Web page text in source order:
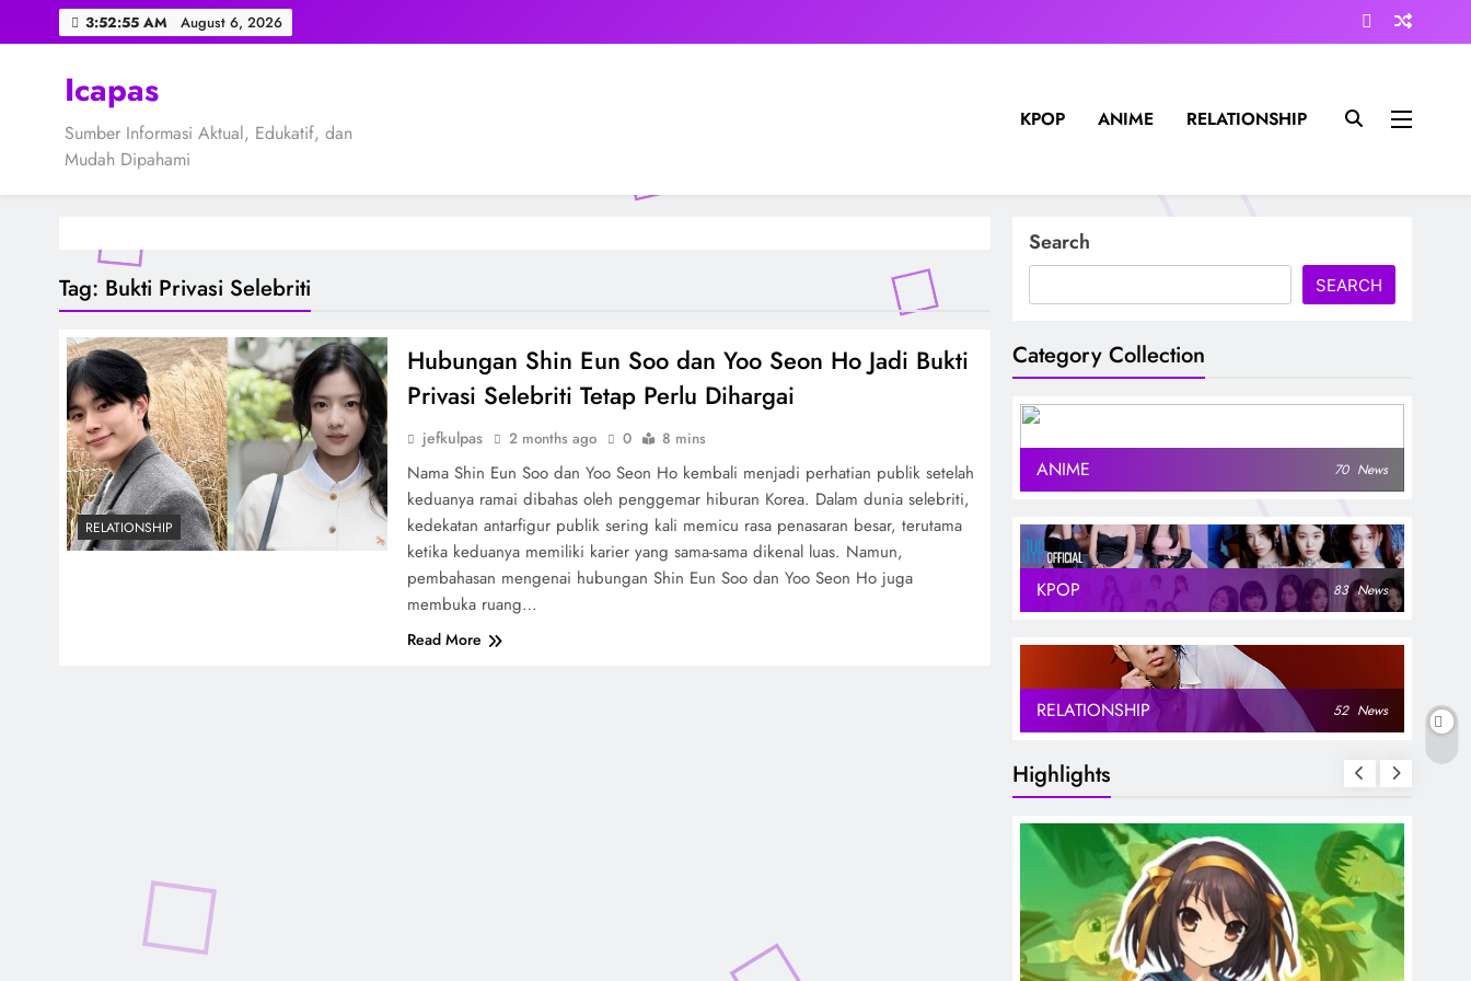
to
3:52:55 AM August 6, 2026
Icapas
Sumber Informasi Aktual, Edukatif, dan
Mudah Dipahami
KPOP ANIME RELATIONSHIP
Tag: Bukti Privasi Selebriti
RELATIONSHIP
Hubungan Shin Eun Soo dan Yoo Seon Ho Jadi Bukti
Privasi Selebriti Tetap Perlu Dihargai
jefkulpas 2 months ago 0 8 mins
Nama Shin Eun Soo dan Yoo Seon Ho kembali menjadi perhatian publik setelah
keduanya ramai dibahas oleh penggemar hiburan Korea. Dalam dunia selebriti,
kedekatan antarfigur publik sering kali memicu rasa penasaran besar, terutama
ketika keduanya memiliki karier yang sama-sama dikenal luas. Namun,
pembahasan mengenai hubungan Shin Eun Soo dan Yoo Seon Ho juga
membuka ruang…
Read More
Search
SEARCH
Category Collection
ANIME 70 News
KPOP 83 News
RELATIONSHIP 52 News
Highlights